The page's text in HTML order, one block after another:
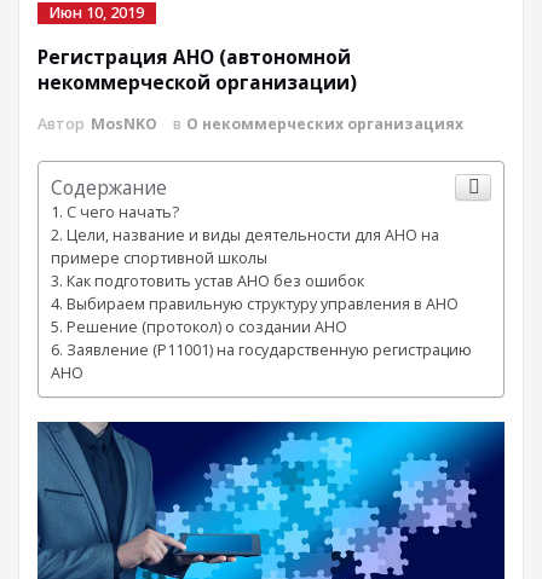
Июн 10, 2019
Регистрация АНО (автономной
некоммерческой организации)
Автор MosNKO в О некоммерческих организациях
Содержание
С чего начать?
Цели, название и виды деятельности для АНО на
примере спортивной школы
Как подготовить устав АНО без ошибок
Выбираем правильную структуру управления в АНО
Решение (протокол) о создании АНО
Заявление (Р11001) на государственную регистрацию
АНО